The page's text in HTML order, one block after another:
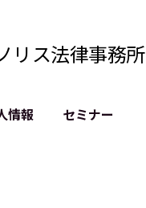
リス法律事務所
情報 セミナー